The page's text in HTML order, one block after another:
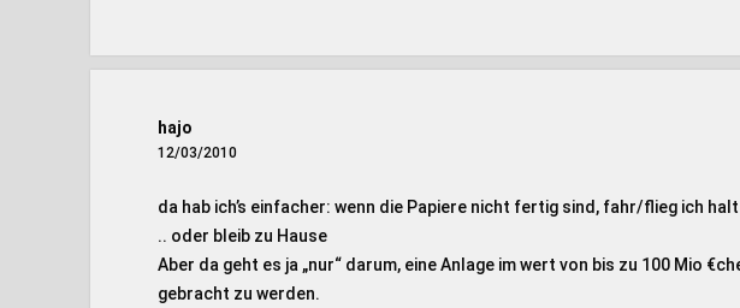
hajo
12/03/2010
da hab ich’s einfacher: wenn die Papiere nicht fertig sind, fahr/flieg ich
.. oder bleib zu Hause
Aber da geht es ja „nur“ darum, eine Anlage im wert von bis zu 100 Mio
gebracht zu werden.